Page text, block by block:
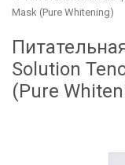
Mask (Pure Whitening)
Solution
(Pure